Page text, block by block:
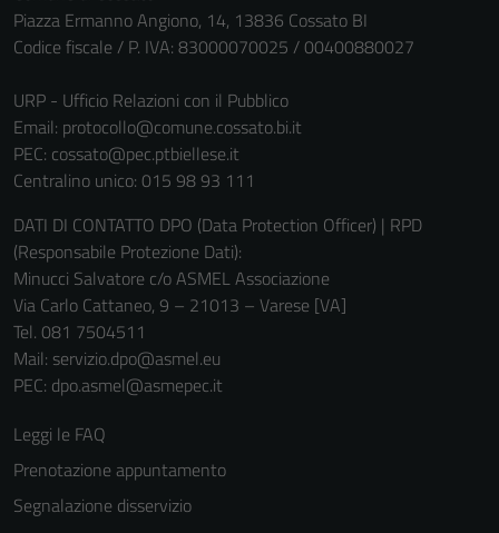
Piazza Ermanno Angiono, 14, 13836 Cossato BI
Codice fiscale / P. IVA: 83000070025 / 00400880027
URP - Ufficio Relazioni con il Pubblico
Email: protocollo@comune.cossato.bi.it
PEC: cossato@pec.ptbiellese.it
Centralino unico: 015 98 93 111
DATI DI CONTATTO DPO (Data Protection Officer) | RPD
(Responsabile Protezione Dati):
Minucci Salvatore c/o ASMEL Associazione
Via Carlo Cattaneo, 9 – 21013 – Varese [VA]
Tel. 081 7504511
Mail: servizio.dpo@asmel.eu
PEC: dpo.asmel@asmepec.it
Leggi le FAQ
Prenotazione appuntamento
Segnalazione disservizio